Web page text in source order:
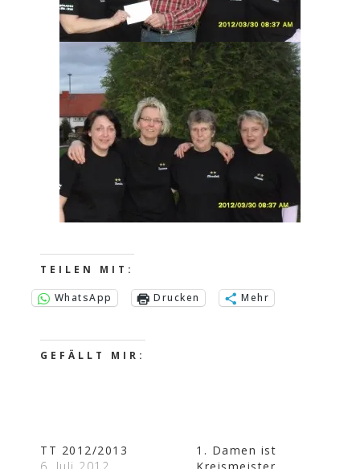
TEILEN MIT:
WhatsApp Drucken Mehr
GEFÄLLT MIR:
TT 2012/2013
1. Damen ist